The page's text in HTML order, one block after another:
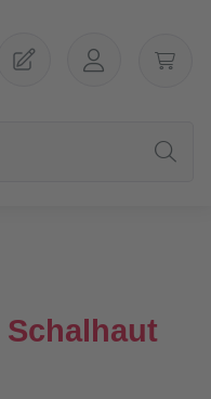
Schalhaut